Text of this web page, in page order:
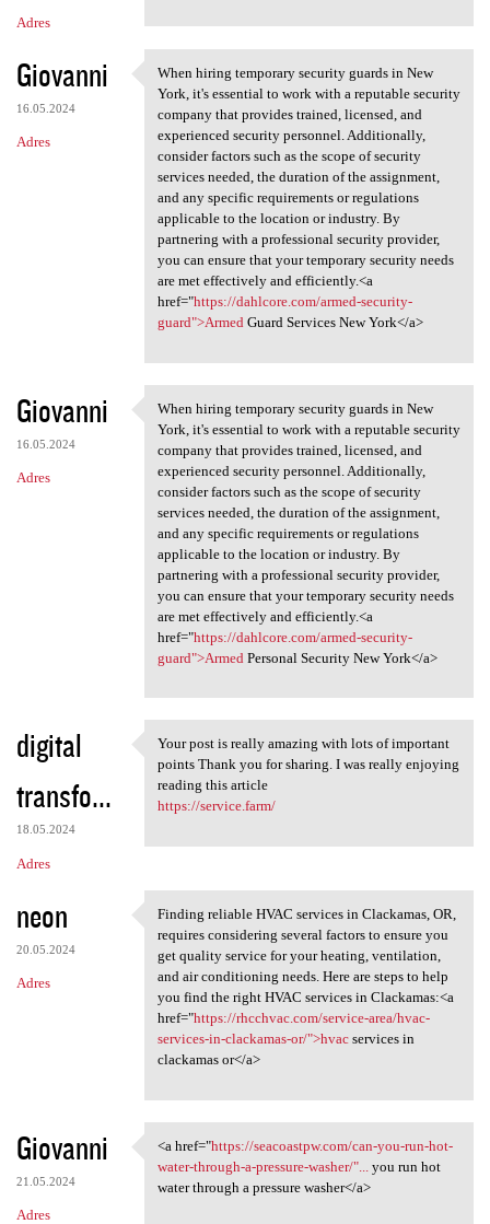
Adres
Giovanni
16.05.2024
Adres
When hiring temporary
When hiring temporary security guards in New
York, it's essential to work with a reputable security
company that provides trained, licensed, and
experienced security personnel. Additionally,
consider factors such as the scope of security
services needed, the duration of the assignment,
and any specific requirements or regulations
applicable to the location or industry. By
partnering with a professional security provider,
you can ensure that your temporary security needs
are met effectively and efficiently.<a
href="https://dahlcore.com/armed-security-
guard">ArmedGuard Services New York</a>
Giovanni
16.05.2024
Adres
When hiring temporary
When hiring temporary security guards in New
York, it's essential to work with a reputable security
company that provides trained, licensed, and
experienced security personnel. Additionally,
consider factors such as the scope of security
services needed, the duration of the assignment,
and any specific requirements or regulations
applicable to the location or industry. By
partnering with a professional security provider,
you can ensure that your temporary security needs
are met effectively and efficiently.<a
href="https://dahlcore.com/armed-security-
guard">Armed Personal Security New York</a>
digital
transfo...
18.05.2024
Adres
Your post is really amazing
Your post is really amazing with lots of important
points Thank you for sharing. I was really enjoying
reading this article
https://service.farm/
neon
20.05.2024
Adres
Finding reliable HVAC
Finding reliable HVAC services in Clackamas, OR,
requires considering several factors to ensure you
get quality service for your heating, ventilation,
and air conditioning needs. Here are steps to help
you find the right HVAC services in Clackamas:<a
href="https://rhcchvac.com/service-area/hvac-
services-in-clackamas-or/">hvacservices in
clackamas or</a>
Giovanni
21.05.2024
Adres
<a href="https://seacoastpw
<a href="https://seacoastpw.com/can-you-run-hot-
water-through-a-pressure-washer/"...
you run hot
water through a pressure washer</a>